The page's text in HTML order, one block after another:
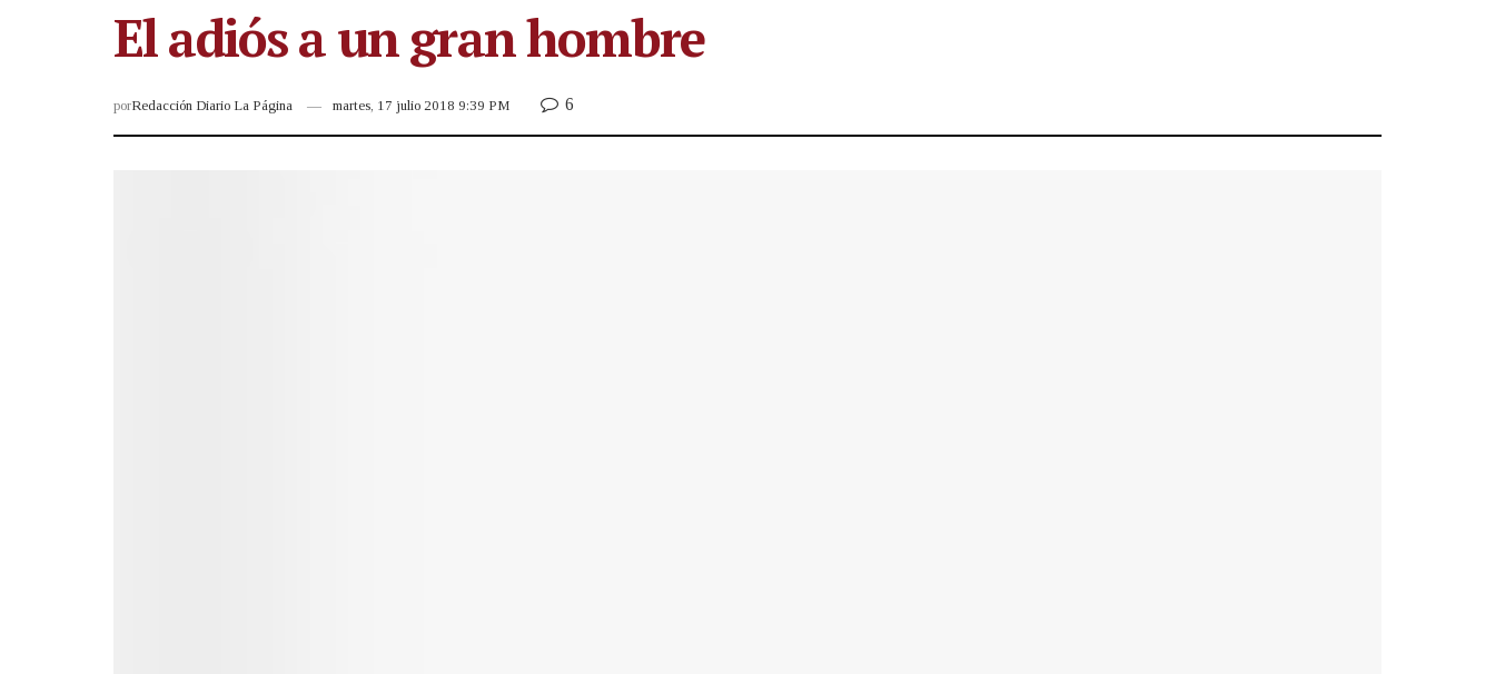
El adiós a un gran hombre
porRedacción Diario La Página martes, 17 julio 2018 9:39 PM 6